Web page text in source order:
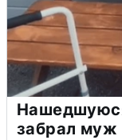
забрал муж